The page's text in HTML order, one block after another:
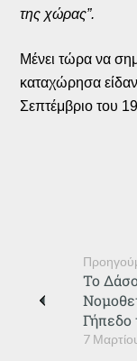
της χώρας”.
Μένει τώρα να
καταχώρησα
Σεπτέμβριο του
7
Το
Γήπεδο